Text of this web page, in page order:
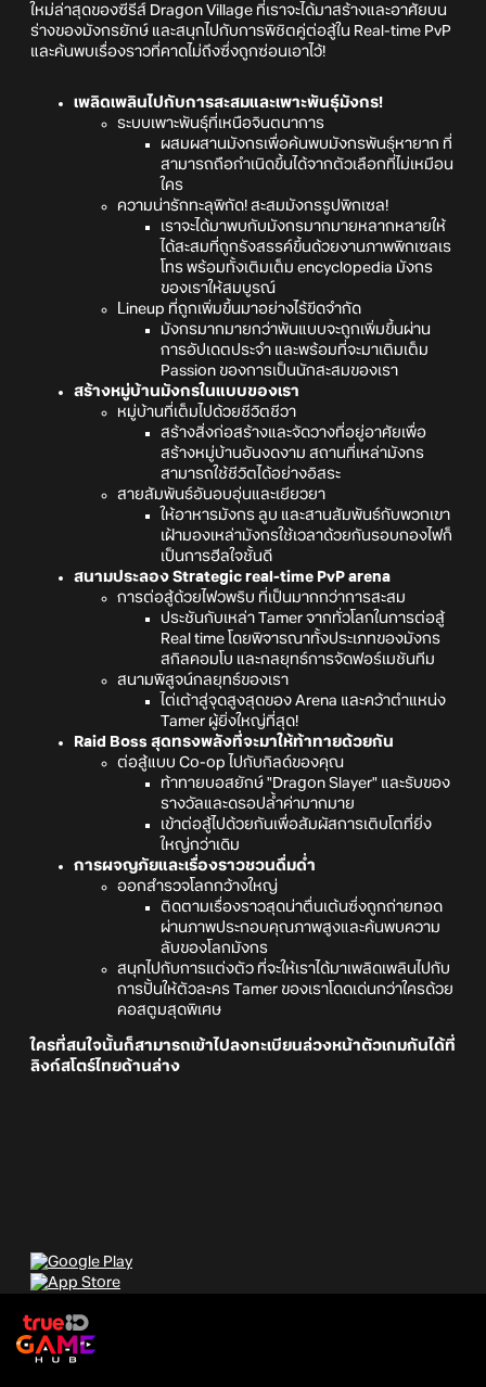
ใหม่ล่าสุดของซีรีส์ Dragon Village ที่เราจะได้มาสร้างและอาศัยบน
ร่างของมังกรยักษ์ และสนุกไปกับการพิชิตคู่ต่อสู้ใน Real-time PvP
และค้นพบเรื่องราวที่คาดไม่ถึงซึ่งถูกซ่อนเอาไว้!
เพลิดเพลินไปกับการสะสมและเพาะพันธุ์มังกร!
ระบบเพาะพันธุ์ที่เหนือจินตนาการ
ผสมผสานมังกรเพื่อค้นพบมังกรพันธุ์หายาก ที่
สามารถถือกำเนิดขึ้นได้จากตัวเลือกที่ไม่เหมือน
ใคร
ความน่ารักทะลุพิกัด! สะสมมังกรรูปพิกเซล!
เราจะได้มาพบกับมังกรมากมายหลากหลายให้
ได้สะสมที่ถูกรังสรรค์ขึ้นด้วยงานภาพพิกเซลเร
โทร พร้อมทั้งเติมเต็ม encyclopedia มังกร
ของเราให้สมบูรณ์
Lineup ที่ถูกเพิ่มขึ้นมาอย่างไร้ขีดจำกัด
มังกรมากมายกว่าพันแบบจะถูกเพิ่มขึ้นผ่าน
การอัปเดตประจำ และพร้อมที่จะมาเติมเต็ม
Passion ของการเป็นนักสะสมของเรา
สร้างหมู่บ้านมังกรในแบบของเรา
หมู่บ้านที่เต็มไปด้วยชีวิตชีวา
สร้างสิ่งก่อสร้างและจัดวางที่อยู่อาศัยเพื่อ
สร้างหมู่บ้านอันงดงาม สถานที่เหล่ามังกร
สามารถใช้ชีวิตได้อย่างอิสระ
สายสัมพันธ์อันอบอุ่นและเยียวยา
ให้อาหารมังกร ลูบ และสานสัมพันธ์กับพวกเขา
เฝ้ามองเหล่ามังกรใช้เวลาด้วยกันรอบกองไฟก็
เป็นการฮีลใจชั้นดี
สนามประลอง Strategic real-time PvP arena
การต่อสู้ด้วยไฟวพริบ ที่เป็นมากกว่าการสะสม
ประชันกับเหล่า Tamer จากทั่วโลกในการต่อสู้
Real time โดยพิจารณาทั้งประเภทของมังกร
สกิลคอมโบ และกลยุทธ์การจัดฟอร์เมชันทีม
สนามพิสูจน์กลยุทธ์ของเรา
ไต่เต้าสู่จุดสูงสุดของ Arena และคว้าตำแหน่ง
Tamer ผู้ยิ่งใหญ่ที่สุด!
Raid Boss สุดทรงพลังที่จะมาให้ท้าทายด้วยกัน
ต่อสู้แบบ Co-op ไปกับกิลด์ของคุณ
ท้าทายบอสยักษ์ "Dragon Slayer" และรับของ
รางวัลและดรอปล้ำค่ามากมาย
เข้าต่อสู้ไปด้วยกันเพื่อสัมผัสการเติบโตที่ยิ่ง
ใหญ่กว่าเดิม
การผจญภัยและเรื่องราวชวนดื่มด่ำ
ออกสำรวจโลกกว้างใหญ่
ติดตามเรื่องราวสุดน่าตื่นเต้นซึ่งถูกถ่ายทอด
ผ่านภาพประกอบคุณภาพสูงและค้นพบความ
ลับของโลกมังกร
สนุกไปกับการแต่งตัว ที่จะให้เราได้มาเพลิดเพลินไปกับ
การปั้นให้ตัวละคร Tamer ของเราโดดเด่นกว่าใครด้วย
คอสตูมสุดพิเศษ
ใครที่สนใจนั้นก็สามารถเข้าไปลงทะเบียนล่วงหน้าตัวเกมกันได้ที่
ลิงก์สโตร์ไทยด้านล่าง